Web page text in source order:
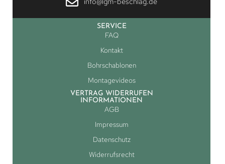
SERVICE
FAQ
Kontakt
Bohrschablonen
Montagevideos
VERTRAG WIDERRUFEN
INFORMATIONEN
AGB
Impressum
Datenschutz
Widerrufsrecht